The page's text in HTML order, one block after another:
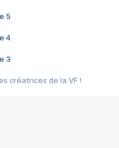
5
4
3
créatrices de la VF !